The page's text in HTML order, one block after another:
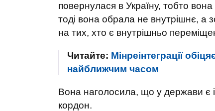
повернулася в Україну, тобто
тоді вона обрала не внутрішнє, а
на тих, хто є внутрішньо
Читайте: Мінреінтеграції
найближчим часом
Вона наголосила, що у держави є
кордон.